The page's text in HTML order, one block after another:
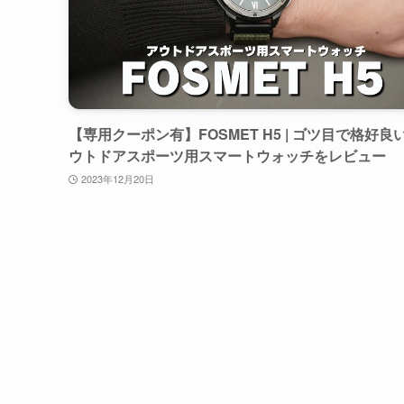
【専用クーポン有】FOSMET H5 | ゴツ目で格好良
ウトドアスポーツ用スマートウォッチをレビュー
2023年12月20日